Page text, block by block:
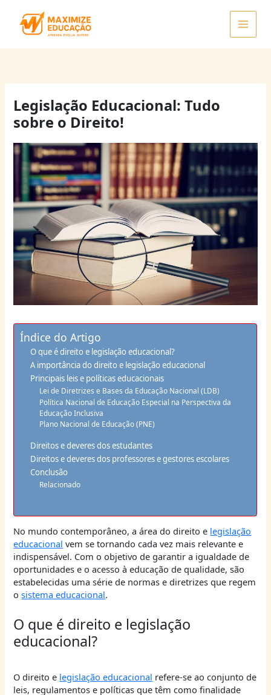
Legislação Educacional: Tudo
sobre o Direito!
Índice do Artigo
O que é direito e legislação educacional?
A importância do direito e legislação educacional
Principais leis e políticas educacionais
Lei de Diretrizes e Bases da Educação Nacional (LDB)
Política Nacional de Educação Especial na Perspectiva da
Educação Inclusiva
Plano Nacional de Educação (PNE)
Direitos e deveres dos estudantes
Direitos e deveres dos professores e gestores escolares
Conclusão
Relacionado
No mundo contemporâneo, a área do direito e legislação
educacional vem se tornando cada vez mais relevante e
indispensável. Com o objetivo de garantir a igualdade de
oportunidades e o acesso à educação de qualidade, são
estabelecidas uma série de normas e diretrizes que regem
osistema educacional.
O que é direito e legislação
educacional?
O direito e legislação educacional refere-se ao conjunto de
leis, regulamentos e políticas que têm como finalidade